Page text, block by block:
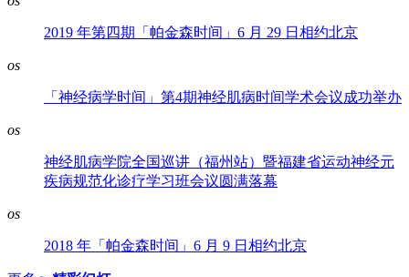
2019 年第四期「帕金森时间」6 月 29 日相约北京
os
「神经病学时间」第4期神经肌病时间学术会议成功举办
os
神经肌病学院全国巡讲（福州站）暨福建省运动神经元
疾病规范化诊疗学习班会议圆满落幕
os
2018 年「帕金森时间」6 月 9 日相约北京